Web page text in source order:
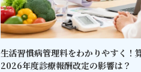
生活習慣病管理料をわかりやすく！
2026年度診療報酬改定の影響は？